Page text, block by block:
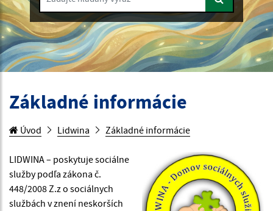
Základné informácie
Úvod Lidwina Základné informácie
LIDWINA – poskytuje sociálne
služby podľa zákona č.
448/2008 Z.z o sociálnych
službách v znení neskorších